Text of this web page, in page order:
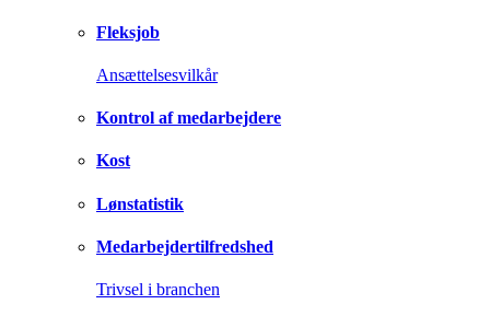
Fleksjob
Ansættelsesvilkår
Kontrol af medarbejdere
Kost
Lønstatistik
Medarbejdertilfredshed
Trivsel i branchen